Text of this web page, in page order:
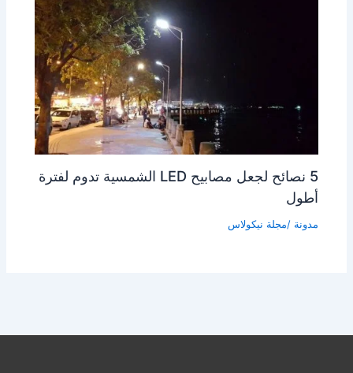
5 نصائح لجعل مصابيح LED الشمسية تدوم لفترة
أطول
مدونة /مجلة نيكولاس